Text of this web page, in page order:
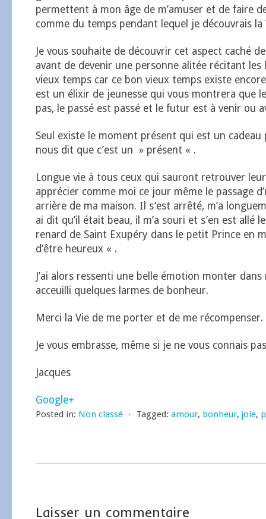
permettent à mon âge de m’amuser et de faire
comme du temps pendant lequel je découvrais la
Je vous souhaite de découvrir cet aspect caché
avant de devenir une personne alitée récitant les
vieux temps car ce bon vieux temps existe
est un élixir de jeunesse qui vous montrera que
pas, le passé est passé et le futur est à venir ou
Seul existe le moment présent qui est un cadeau
nous dit que c’est un » présent « .
Longue vie à tous ceux qui sauront retrouver
apprécier comme moi ce jour même le passage
arrière de ma maison. Il s’est arrêté, m’a
ai dit qu’il était beau, il m’a souri et s’en est allé
renard de Saint Exupéry dans le petit Prince en
d’être heureux « .
J’ai alors ressenti une belle émotion monter dans
acceuilli quelques larmes de bonheur.
Merci la Vie de me porter et de me récompenser.
Je vous embrasse, même si je ne vous connais
Jacques
Google+
Posted in: Non classé ⋅ Tagged: amour, bonheur, joie,
Laisser un commentaire